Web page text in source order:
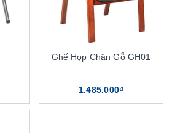
Ghế Họp Chân Gỗ GH01
1.485.000₫